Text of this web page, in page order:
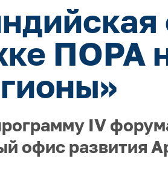
ПОРА
IV
офис развития